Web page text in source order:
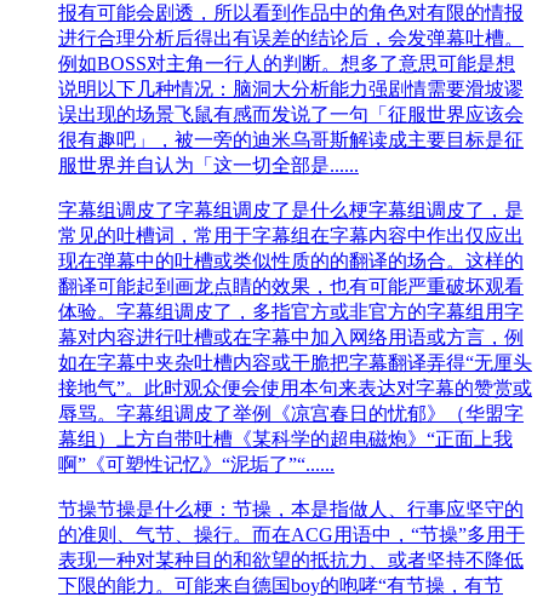
报有可能会剧透，所以看到作品中的角色对有限的情报
进行合理分析后得出有误差的结论后，会发弹幕吐槽。
例如BOSS对主角一行人的判断。想多了意思可能是想
说明以下几种情况：脑洞大分析能力强剧情需要滑坡谬
误出现的场景飞鼠有感而发说了一句「征服世界应该会
很有趣吧」，被一旁的迪米乌哥斯解读成主要目标是征
服世界并自认为「这一切全部是......
字幕组调皮了字幕组调皮了是什么梗字幕组调皮了，是
常见的吐槽词，常用于字幕组在字幕内容中作出仅应出
现在弹幕中的吐槽或类似性质的的翻译的场合。这样的
翻译可能起到画龙点睛的效果，也有可能严重破坏观看
体验。字幕组调皮了，多指官方或非官方的字幕组用字
幕对内容进行吐槽或在字幕中加入网络用语或方言，例
如在字幕中夹杂吐槽内容或干脆把字幕翻译弄得“无厘头
接地气”。此时观众便会使用本句来表达对字幕的赞赏或
辱骂。字幕组调皮了举例《凉宫春日的忧郁》（华盟字
幕组）上方自带吐槽《某科学的超电磁炮》“正面上我
啊”《可塑性记忆》“泥垢了”“......
节操节操是什么梗：节操，本是指做人、行事应坚守的
的准则、气节、操行。而在ACG用语中，“节操”多用于
表现一种对某种目的和欲望的抵抗力、或者坚持不降低
下限的能力。可能来自德国boy的咆哮“有节操，有节